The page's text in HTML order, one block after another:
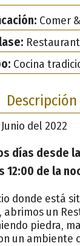
Comer
Cocina
Descripción
del 2022
días desde
12:00 de la
donde está
abrimos un
piedra,
un ambiente